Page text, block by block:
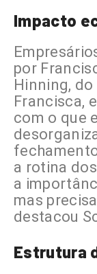
Impacto
por
Hinning,
Francisca,
com o que
a rotina
a
mas
destacou
Estrutura